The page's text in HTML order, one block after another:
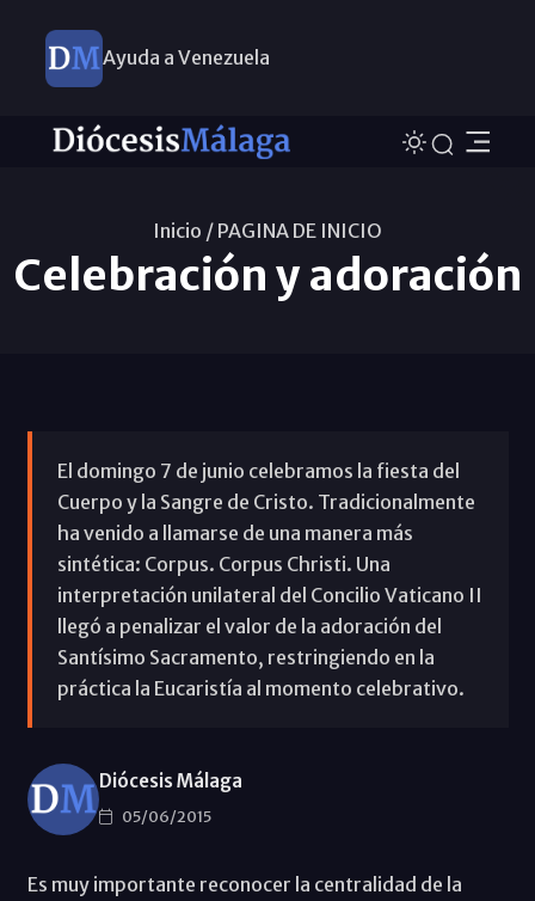
Ayuda a Venezuela
Inicio / PAGINA DE INICIO
Celebración y adoración
El domingo 7 de junio celebramos la fiesta del
Cuerpo y la Sangre de Cristo. Tradicionalmente
ha venido a llamarse de una manera más
sintética: Corpus. Corpus Christi. Una
interpretación unilateral del Concilio Vaticano II
llegó a penalizar el valor de la adoración del
Santísimo Sacramento, restringiendo en la
práctica la Eucaristía al momento celebrativo.
Diócesis Málaga
05/06/2015
Es muy importante reconocer la centralidad de la